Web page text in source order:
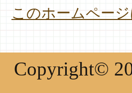
このホームペー
Copyright©